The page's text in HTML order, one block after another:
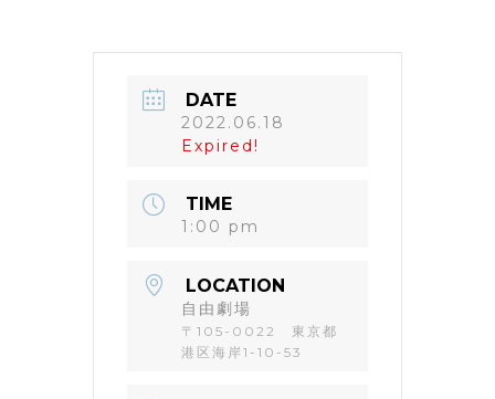
DATE
2022.06.18
Expired!
TIME
1:00 pm
LOCATION
自由劇場
〒105-0022 東京都
港区海岸1-10-53